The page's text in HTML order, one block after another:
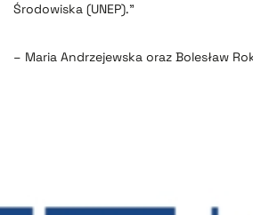
Środowiska (UNEP).”
– Maria Andrzejewska oraz Bolesław